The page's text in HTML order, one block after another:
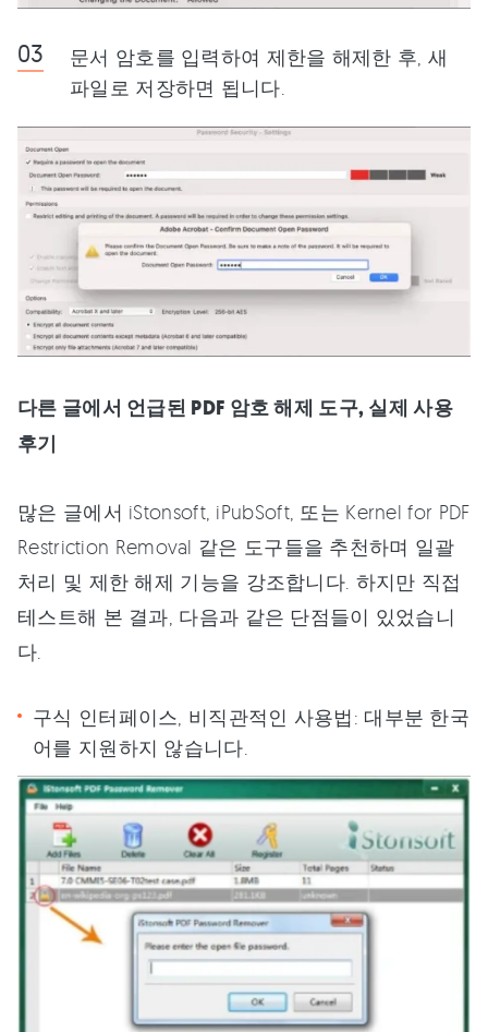
문서 암호를 입력하여 제한을 해제한 후, 새
파일로 저장하면 됩니다.
다른 글에서 언급된 PDF 암호 해제 도구, 실제 사용
후기
많은 글에서 iStonsoft, iPubSoft, 또는 Kernel for PDF
Restriction Removal 같은 도구들을 추천하며 일괄
처리 및 제한 해제 기능을 강조합니다. 하지만 직접
테스트해 본 결과, 다음과 같은 단점들이 있었습니
다.
구식 인터페이스, 비직관적인 사용법: 대부분 한국
어를 지원하지 않습니다.